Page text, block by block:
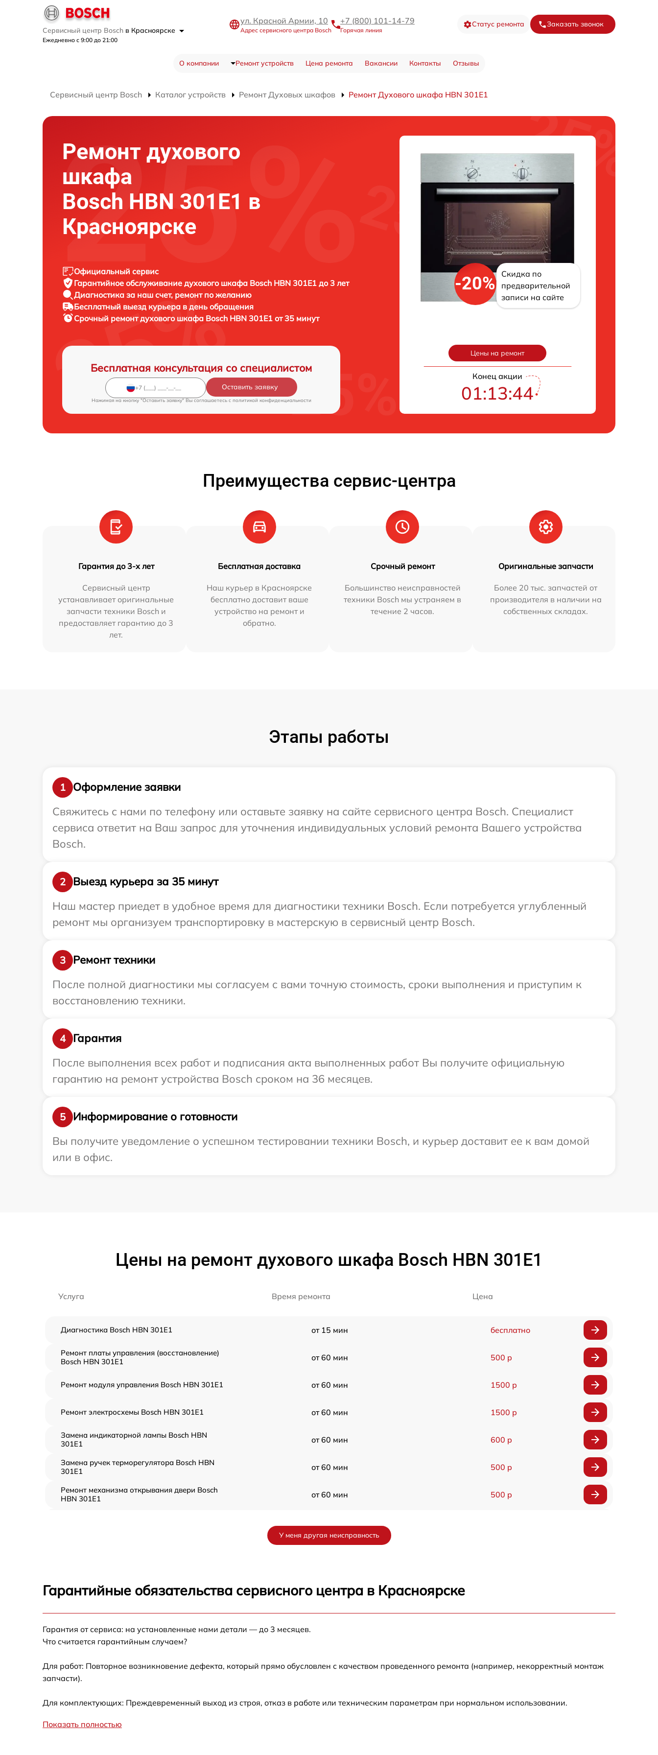
Сервисный центр Bosch в Красноярске
Ежедневно с 9:00 до 21:00
ул. Красной Армии, 10
Адрес сервисного центра Bosch
+7 (800) 101-14-79
Горячая линия
Статус ремонта Заказать звонок
О компании Ремонт устройств Цена ремонта Вакансии Контакты Отзывы
Сервисный центр Bosch Каталог устройств Ремонт Духовых шкафов Ремонт Духового шкафа HBN 301E1
Ремонт духового
шкафа
Bosch HBN 301E1 в
Красноярске
Официальный сервис
Гарантийное обслуживание духового шкафа Bosch HBN 301E1 до 3 лет
Диагностика за наш счет, ремонт по желанию
Бесплатный выезд курьера в день обращения
Срочный ремонтдухового шкафа Bosch HBN 301E1 от 35 минут
Бесплатная консультация со специалистом
Оставить заявку
Нажимая на кнопку "Оставить заявку" Вы соглашаетесь c политикой конфиденциальности
-20%
Скидка по
предварительной
записи на сайте
Цены на ремонт
Конец акции
01:13:43
Преимущества сервис-центра
Гарантия до 3-х лет
Сервисный центр
устанавливает оригинальные
запчасти техники Bosch и
предоставляет гарантию до 3
лет.
Бесплатная доставка
Наш курьер в Красноярске
бесплатно доставит ваше
устройство на ремонт и
обратно.
Срочный ремонт
Большинство неисправностей
техники Bosch мы устраняем в
течение 2 часов.
Оригинальные запчасти
Более 20 тыс. запчастей от
производителя в наличии на
собственных складах.
Этапы работы
1
Оформление заявки
Свяжитесь с нами по телефону или оставьте заявку на сайте сервисного центра Bosch. Специалист
сервиса ответит на Ваш запрос для уточнения индивидуальных условий ремонта Вашего устройства
Bosch.
2
Выезд курьера за 35 минут
Наш мастер приедет в удобное время для диагностики техники Bosch. Если потребуется углубленный
ремонт мы организуем транспортировку в мастерскую в сервисный центр Bosch.
3
Ремонт техники
После полной диагностики мы согласуем с вами точную стоимость, сроки выполнения и приступим к
восстановлению техники.
4
Гарантия
После выполнения всех работ и подписания акта выполненных работ Вы получите официальную
гарантию на ремонт устройства Bosch сроком на 36 месяцев.
5
Информирование о готовности
Вы получите уведомление о успешном тестировании техники Bosch, и курьер доставит ее к вам домой
или в офис.
Цены на ремонт духового шкафа Bosch HBN 301E1
Услуга Время ремонта Цена
Диагностика Bosch HBN 301E1 от 15 мин бесплатно
Ремонт платы управления (восстановление)
Bosch HBN 301E1
от 60 мин 500 р
Ремонт модуля управления Bosch HBN 301E1 от 60 мин 1500 р
Ремонт электросхемы Bosch HBN 301E1 от 60 мин 1500 р
Замена индикаторной лампы Bosch HBN
301E1
от 60 мин 600 р
Замена ручек терморегулятора Bosch HBN
301E1
от 60 мин 500 р
Ремонт механизма открывания двери Bosch
HBN 301E1
от 60 мин 500 р
Замена термодатчика Bosch HBN 301E1
У меня другая неисправность
Гарантийные обязательства сервисного центра в Красноярске
Гарантия от сервиса: на установленные нами детали — до 3 месяцев.
Что считается гарантийным случаем?
Для работ: Повторное возникновение дефекта, который прямо обусловлен с качеством проведенного ремонта (например, некорректный монтаж
запчасти).
Для комплектующих: Преждевременный выход из строя, отказ в работе или техническим параметрам при нормальном использовании.
Показать полностью